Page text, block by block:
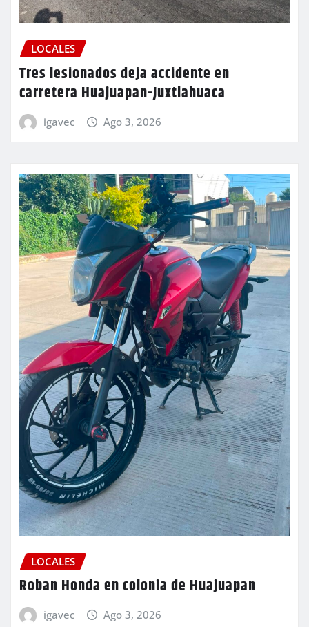
LOCALES
Tres lesionados deja accidente en
carretera Huajuapan-Juxtlahuaca
igavec Ago 3, 2026
LOCALES
Roban Honda en colonia de Huajuapan
igavec Ago 3, 2026